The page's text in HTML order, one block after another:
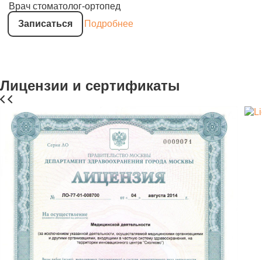
Врач стоматолог-ортопед
Записаться
Подробнее
Лицензии и сертификаты